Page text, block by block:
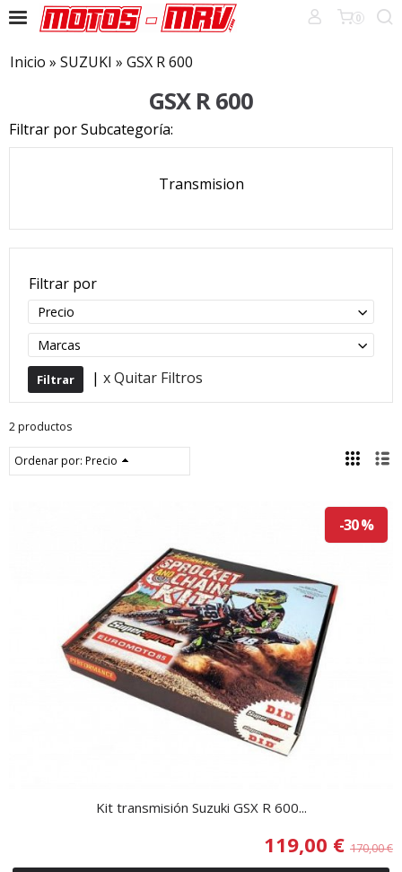
0
Inicio » SUZUKI » GSX R 600
GSX R 600
Filtrar por Subcategoría:
Transmision
Filtrar por
Precio
Marcas
| x Quitar Filtros
2 productos
Ordenar por: Precio
-30 %
Kit transmisión Suzuki GSX R 600...
119,00 € 170,00 €